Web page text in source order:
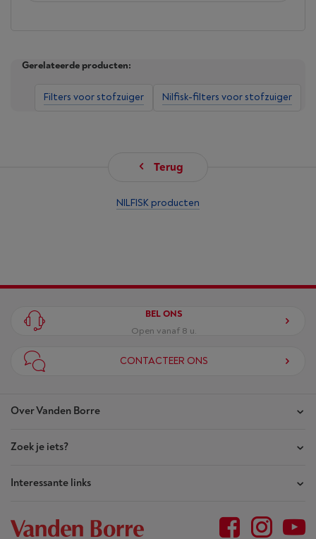
Gerelateerde producten:
Filters voor stofzuiger Nilfisk-filters voor stofzuiger
Terug
NILFISK producten
Over Vanden Borre
Onze winkels
Akte van Vertrouwen
Sitemap
Zoek je iets?
Je bestellingen
Interessante links
Outlet
BEL ONS
Open vanaf 8 u.
CONTACTEER ONS